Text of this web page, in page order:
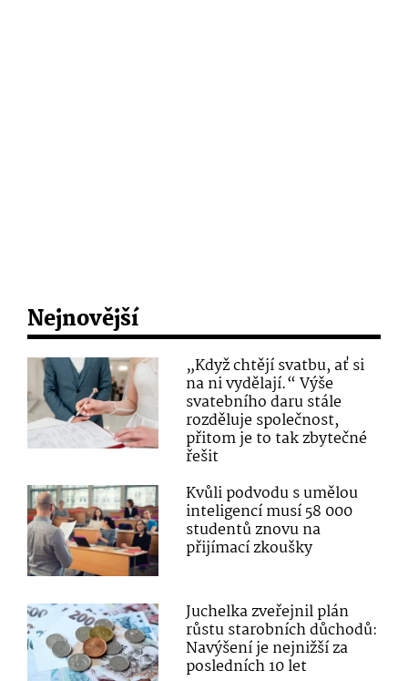
Nejnovější
„Když chtějí svatbu, ať si
na ni vydělají.“ Výše
svatebního daru stále
rozděluje společnost,
přitom je to tak zbytečné
řešit
Kvůli podvodu s umělou
inteligencí musí 58 000
studentů znovu na
přijímací zkoušky
Juchelka zveřejnil plán
růstu starobních důchodů:
Navýšení je nejnižší za
posledních 10 let